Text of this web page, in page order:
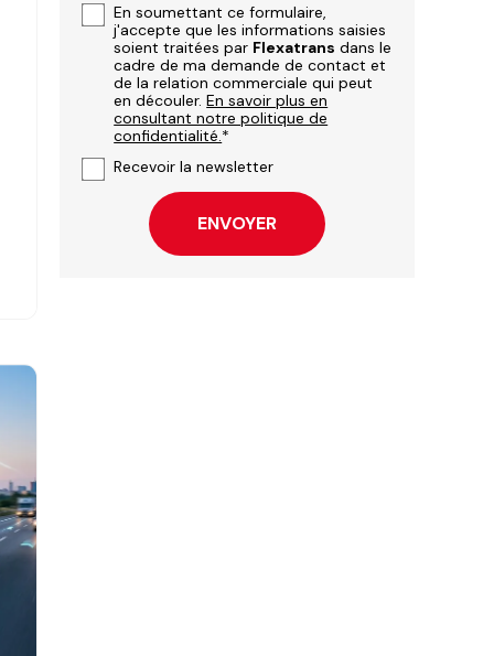
En soumettant ce formulaire,
j'accepte que les informations saisies
soient traitées par Flexatrans dans le
cadre de ma demande de contact et
de la relation commerciale qui peut
en découler.En savoir plus en
consultant notre politique de
confidentialité.*
Recevoir la newsletter